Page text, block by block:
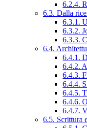
6.2.4.
6.3. Dalla
6.3.1.
6.3.2.
6.3.3.
6.4.
6.4.1.
6.4.2.
6.4.3.
6.4.4.
6.4.5.
6.4.6.
6.4.7.
6.5. Scrittura